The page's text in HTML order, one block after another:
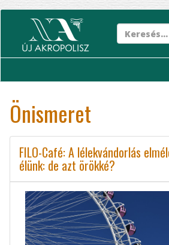
tartalomra
Önismeret
FILO-Café: A lélekvándorlás
élünk: de azt örökké?